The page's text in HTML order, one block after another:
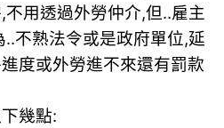
用透過外勞仲介,但..雇主
不熟法令或是政府單位,延
度或外勞進不來還有罰款
幾點: